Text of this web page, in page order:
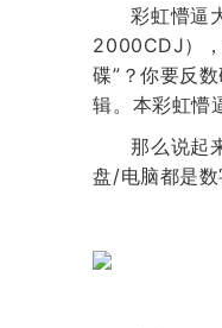
彩虹懵逼
2000CDJ）
碟”？你要反
辑。本彩虹懵
那么说起
盘/电脑都是数